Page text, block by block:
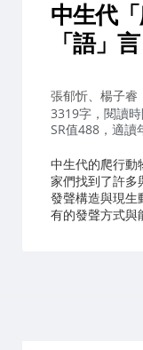
中生代
「語」言
作
者：
張郁忻、楊子睿
3319字，閱讀
SR值488，適讀
中生代的爬行動
家們找到了許多
發聲構造與現生
有的發聲方式與